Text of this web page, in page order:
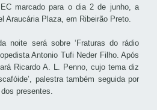
marcado para o dia 2 de junho, a
Araucária Plaza, em Ribeirão Preto.
noite será sobre ‘Fraturas do rádio
Antonio Tufi Neder Filho. Após
Ricardo A. L. Penno, cujo tema diz
palestra também seguida por
presentes.